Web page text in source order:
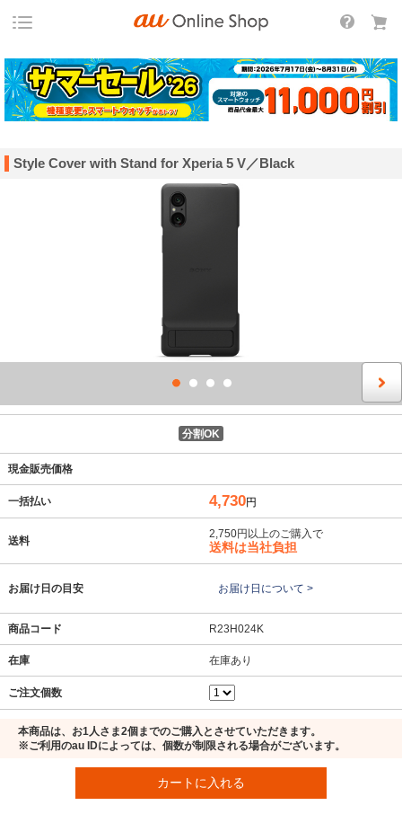
Style Cover with Stand for Xperia 5 V／Black
分割OK
現金販売価格
一括払い 4,730円
送料
2,750円以上のご購入で
送料は当社負担
お届け日の目安 お届け日について >
商品コード R23H024K
在庫 在庫あり
ご注文個数
本商品は、お1人さま2個までのご購入とさせていただきます。
※ご利用のau IDによっては、個数が制限される場合がございます。
カートに入れる